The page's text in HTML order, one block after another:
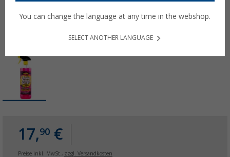
17,90 €
Preise inkl. MwSt., zzgl. Versandkosten
You can change the language at any time in the webshop.
SELECT ANOTHER LANGUAGE